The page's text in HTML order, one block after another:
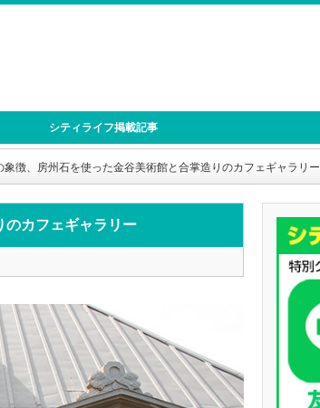
シティライフ掲載記事
象徴、房州石を使った金谷美術館と合掌造りのカフェギャラリー
のカフェギャラリー